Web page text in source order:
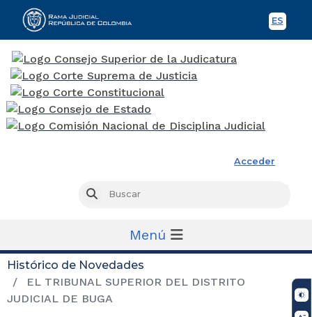
ES
Acceder
Buscar
Menú
Histórico de Novedades
EL TRIBUNAL SUPERIOR DEL DISTRITO
JUDICIAL DE BUGA